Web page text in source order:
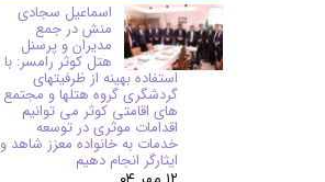
اسماعیل سجادی
منش در جمع
مدیران و پرسنل
هتل کوثر رامسر: با
استفاده بهینه از ظرفیتهای
گردشگری گروه هتلها و مجتمع
های اقامتی کوثر می توانیم
اقدامات موثری در توسعه
خدمات به خانواده معزز شاهد و
ایثارگر انجام دهیم